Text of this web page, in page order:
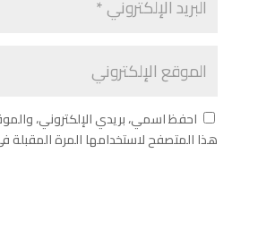
احفظ اسمي، بريدي الإلكتروني،
هذا المتصفح لاستخدامها المرة المقبلة